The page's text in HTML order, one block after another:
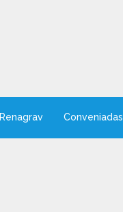
Renagrav Conveniadas